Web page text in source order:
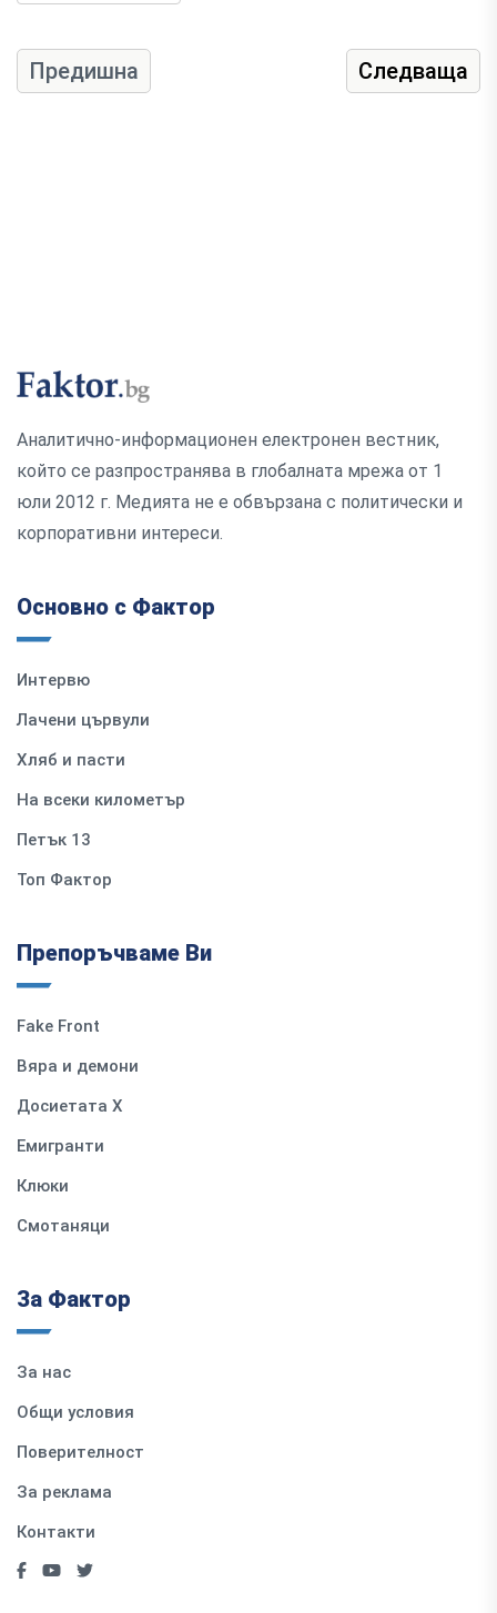
Предишна Следваща
Аналитично-информационен електронен вестник,
който се разпространява в глобалната мрежа от 1
юли 2012 г. Медията не е обвързана с политически и
корпоративни интереси.
Основно с Фактор
Интервю
Лачени цървули
Хляб и пасти
На всеки километър
Петък 13
Топ Фактор
Препоръчваме Ви
Fake Front
Вяра и демони
Досиетата Х
Емигранти
Клюки
Смотаняци
За Фактор
За нас
Общи условия
Поверителност
За реклама
Контакти